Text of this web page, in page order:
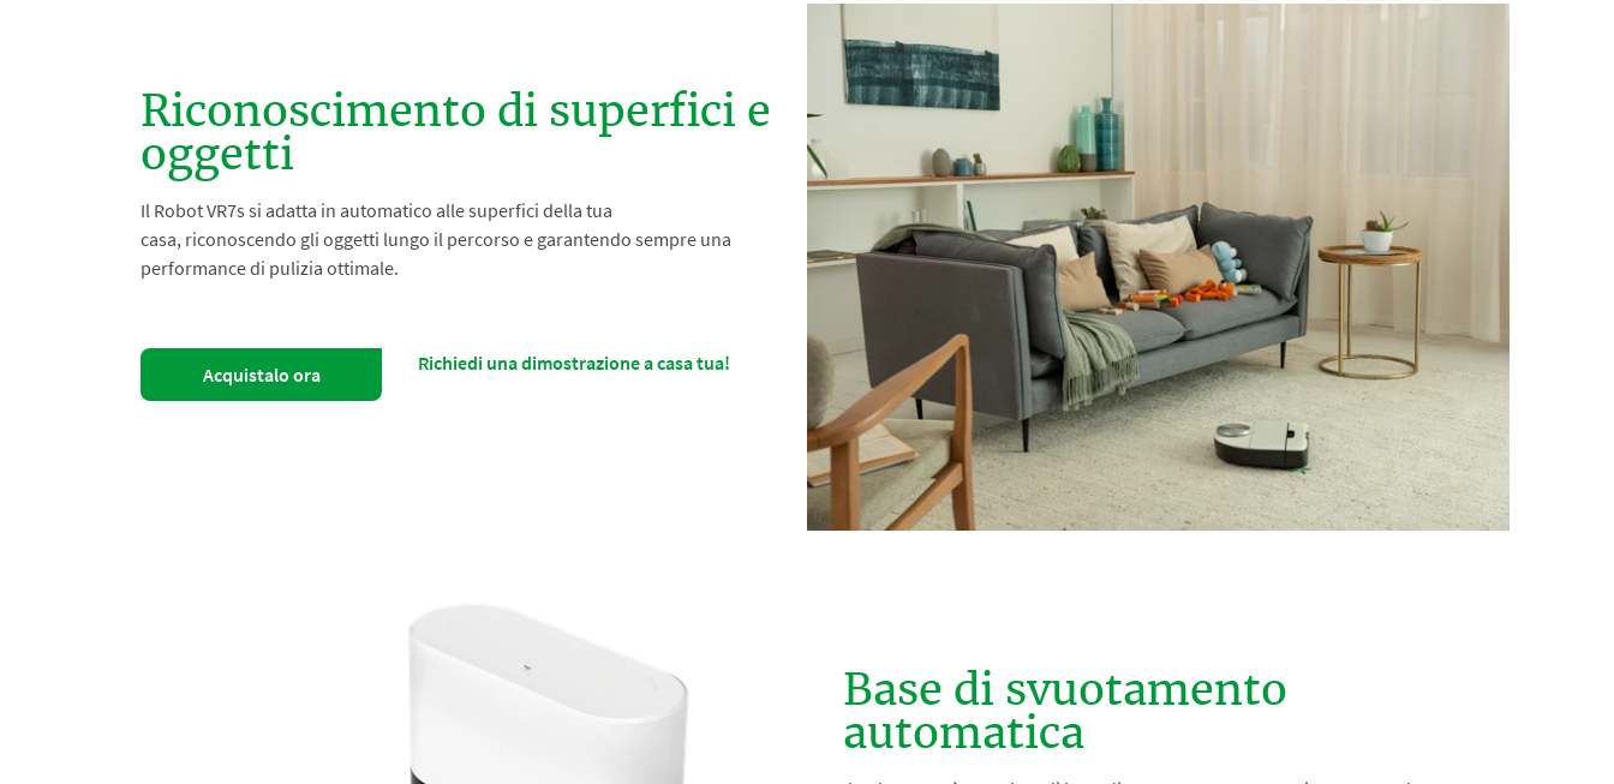
Riconoscimento di superfici e
oggetti​
Il Robot VR7s si adatta in automatico alle superfici della tua
casa, riconoscendo gli oggetti lungo il percorso e garantendo sempre una
performance di pulizia ottimale.​
Acquistalo ora Richiedi una dimostrazione a casa tua!
Base di svuotamento
automatica​